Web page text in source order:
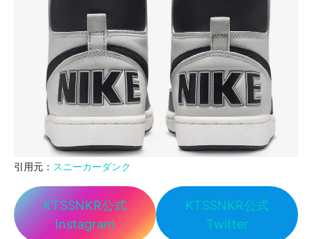
引用元： スニーカーダンク
KTSSNKR公式
Instagram
KTSSNKR公式
Twitter